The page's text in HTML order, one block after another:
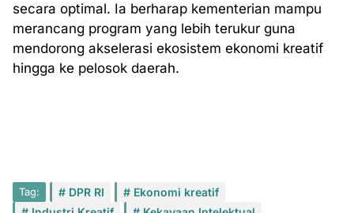
secara optimal. Ia berharap kementerian mampu
merancang program yang lebih terukur guna
mendorong akselerasi ekosistem ekonomi kreatif
hingga ke pelosok daerah.
Tag: DPR RI
Ekonomi kreatif